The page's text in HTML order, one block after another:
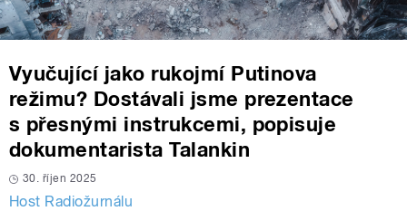
Vyučující jako rukojmí Putinova
režimu? Dostávali jsme prezentace
s přesnými instrukcemi, popisuje
dokumentarista Talankin
30. říjen 2025
Host Radiožurnálu